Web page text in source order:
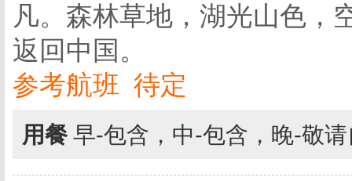
凡。森林草地，湖光山色，
返回中国。
参考航班 待定
用餐 早-包含，中-包含，晚-敬